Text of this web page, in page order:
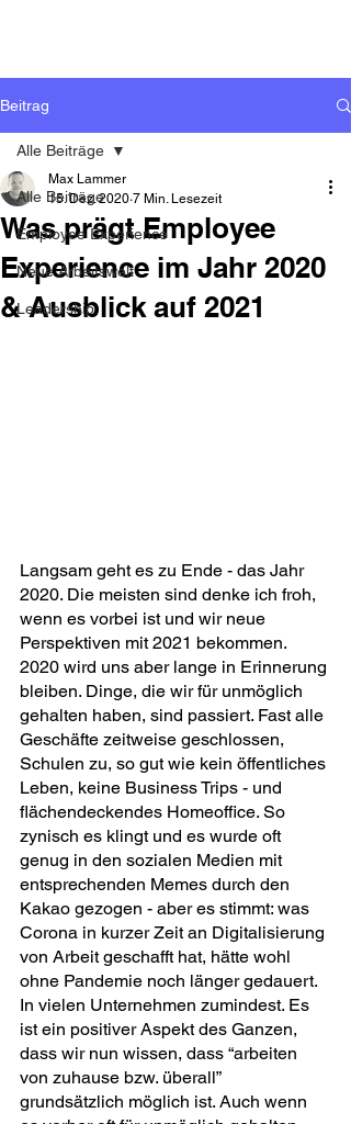
Beitrag
Alle Beiträge
Employee Experience
Neue Arbeitswelt
Leadership
Alle Beiträge
Was prägt Employee
Experience im Jahr 2020
& Ausblick auf 2021
Max Lammer
15. Dez. 2020 7 Min. Lesezeit
Langsam geht es zu Ende - das Jahr
2020. Die meisten sind denke ich froh,
wenn es vorbei ist und wir neue
Perspektiven mit 2021 bekommen.
2020 wird uns aber lange in Erinnerung
bleiben. Dinge, die wir für unmöglich
gehalten haben, sind passiert. Fast alle
Geschäfte zeitweise geschlossen,
Schulen zu, so gut wie kein öffentliches
Leben, keine Business Trips - und
flächendeckendes Homeoffice. So
zynisch es klingt und es wurde oft
genug in den sozialen Medien mit
entsprechenden Memes durch den
Kakao gezogen - aber es stimmt: was
Corona in kurzer Zeit an Digitalisierung
von Arbeit geschafft hat, hätte wohl
ohne Pandemie noch länger gedauert.
In vielen Unternehmen zumindest. Es
ist ein positiver Aspekt des Ganzen,
dass wir nun wissen, dass “arbeiten
von zuhause bzw. überall”
grundsätzlich möglich ist. Auch wenn